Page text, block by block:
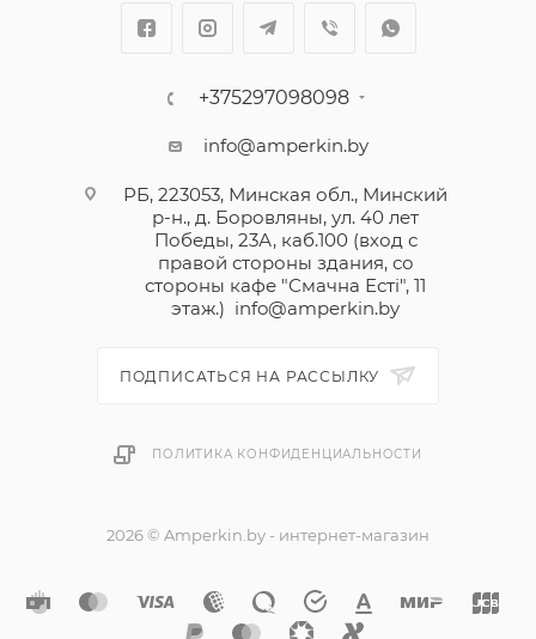
+375297098098
info@amperkin.by
РБ, 223053, Минская обл., Минский
р-н., д. Боровляны, ул. 40 лет
Победы, 23А, каб.100 (вход с
правой стороны здания, со
стороны кафе "Смачна Естi", 11
этаж.) info@amperkin.by
ПОДПИСАТЬСЯ НА РАССЫЛКУ
ПОЛИТИКА КОНФИДЕНЦИАЛЬНОСТИ
2026 © Amperkin.by - интернет-магазин